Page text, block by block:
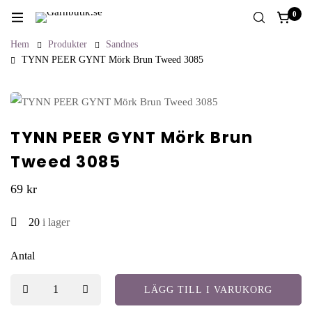
0
Hem Produkter
Sandnes
TYNN PEER GYNT Mörk Brun Tweed 3085
TYNN PEER GYNT Mörk Brun
Tweed 3085
69 kr
20 i lager
Antal
LÄGG TILL I VARUKORG